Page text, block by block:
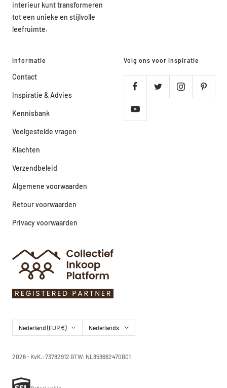
interieur kunt transformeren
tot een unieke en stijlvolle
leefruimte.
Informatie
Contact
Inspiratie & Advies
Kennisbank
Veelgestelde vragen
Klachten
Verzendbeleid
Algemene voorwaarden
Retour voorwaarden
Privacy voorwaarden
Volg ons voor inspiratie
Land/regio Nederland (EUR €) TaalNederlands
2026 - KvK.: 73782912 BTW: NL859662470B01